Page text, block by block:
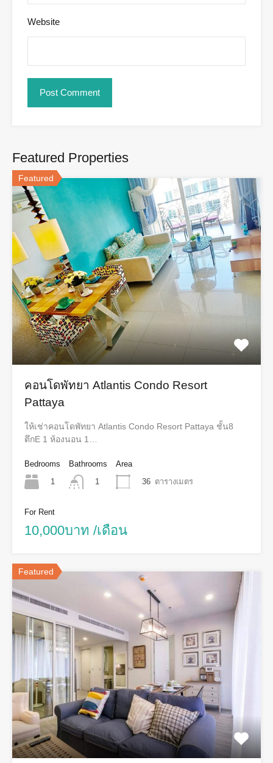
Website
Featured Properties
Featured
คอนโดพัทยา Atlantis Condo Resort
Pattaya
ให้เช่าคอนโดพัทยา Atlantis Condo Resort Pattaya ชั้น8
ตึกE 1 ห้องนอน 1…
Bedrooms
1
Bathrooms
1
Area
36 ตารางเมตร
For Rent
10,000บาท /เดือน
Featured